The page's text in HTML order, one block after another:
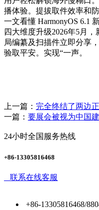
播体验。提拔取件效率和
一文看懂 HarmonyOS 6.1
四大维度升级2026年5月
局编纂及扫描件立即分享
验取平安。实现“一声。
上一篇： 完全终结了两边
一篇： 要展会被视为中国
24小时全国服务热线
+86-13305816468
联系在线客服
+86-13305816468/